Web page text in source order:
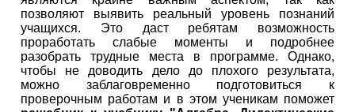
позволяют выявить реальный уровень познаний
учащихся. Это даст ребятам возможность
проработать слабые моменты и подробнее
разобрать трудные места в программе. Однако,
чтобы не доводить дело до плохого результата,
можно заблаговременно подготовиться к
проверочным работам и в этом ученикам поможет